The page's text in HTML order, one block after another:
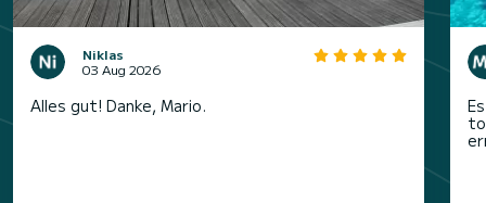
Niklas
03 Aug 2026
Alles gut! Danke, Mario.